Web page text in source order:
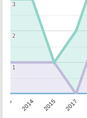
2014 2015 2017
1
1
2
2
3
3